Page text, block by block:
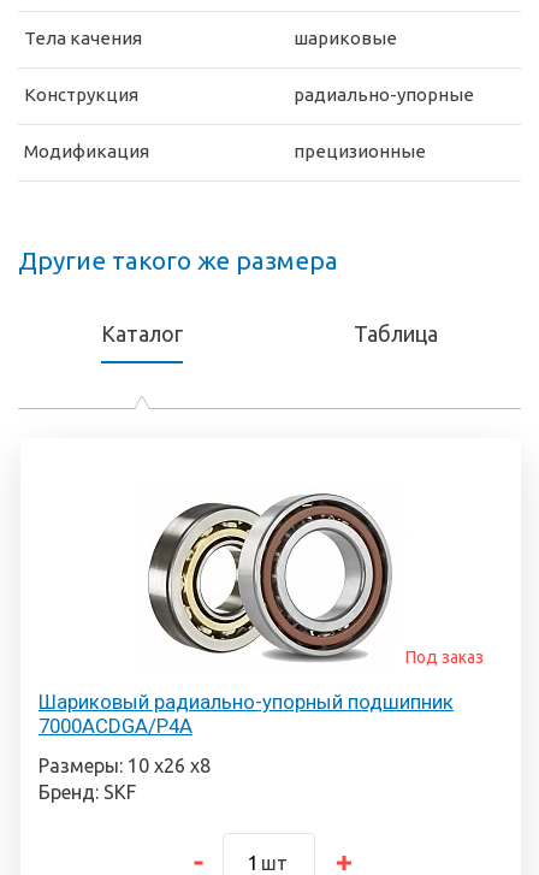
Тела качения шариковые
Конструкция радиально-упорные
Модификация прецизионные
Другие такого же размера
Каталог Таблица
Шариковый радиально-упорный подшипник
7000ACDGA/P4A
Под заказ
Размеры: 10 х26 х8
Бренд: SKF
шт